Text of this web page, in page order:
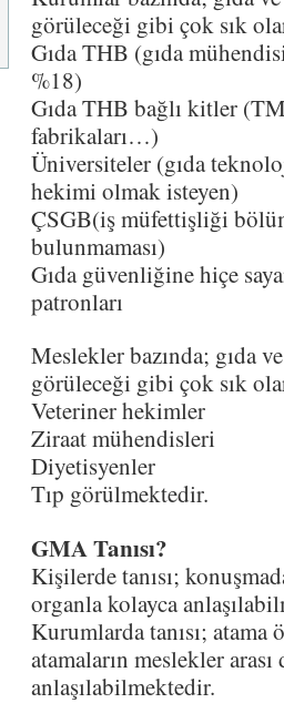
görüleceği gibi çok sık
Gıda THB (gıda
%18)
Gıda THB bağlı kitler
fabrikaları…)
Üniversiteler (gıda
hekimi olmak isteyen)
ÇSGB(iş müfettişliği
bulunmaması)
Gıda güvenliğine hiçe
patronları
Meslekler bazında; gıda
görüleceği gibi çok sık
Veteriner hekimler
Ziraat mühendisleri
Diyetisyenler
Tıp görülmektedir.
GMA Tanısı?
Kişilerde tanısı;
organla kolayca
Kurumlarda tanısı; atama
atamaların meslekler arası
anlaşılabilmektedir.